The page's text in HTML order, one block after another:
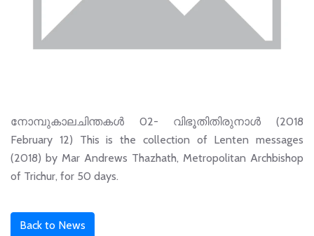
നോമ്പുകാലചിന്തകൾ 02- വിഭൂതിതിരുനാൾ (2018
February 12) This is the collection of Lenten messages
(2018) by Mar Andrews Thazhath, Metropolitan Archbishop
of Trichur, for 50 days.
Back to News